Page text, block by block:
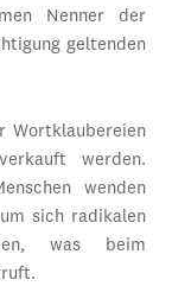
Nenner der
geltenden
Wortklaubereien
werden.
wenden
sich radikalen
was beim